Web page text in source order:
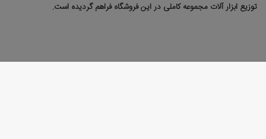
توزیع ابزار آلات مجموعه کاملی در این فروشگاه فراهم گردیده است.